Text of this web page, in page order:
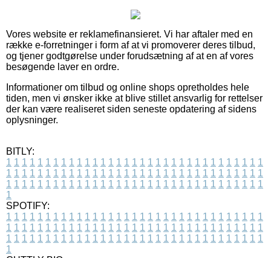
Vores website er reklamefinansieret. Vi har aftaler med en
række e-forretninger i form af at vi promoverer deres tilbud,
og tjener godtgørelse under forudsætning af at en af vores
besøgende laver en ordre.
Informationer om tilbud og online shops opretholdes hele
tiden, men vi ønsker ikke at blive stillet ansvarlig for rettelser
der kan være realiseret siden seneste opdatering af sidens
oplysninger.
BITLY:
1 1 1 1 1 1 1 1 1 1 1 1 1 1 1 1 1 1 1 1 1 1 1 1 1 1 1 1 1 1 1 1 1
1 1 1 1 1 1 1 1 1 1 1 1 1 1 1 1 1 1 1 1 1 1 1 1 1 1 1 1 1 1 1 1 1
1 1 1 1 1 1 1 1 1 1 1 1 1 1 1 1 1 1 1 1 1 1 1 1 1 1 1 1 1 1 1 1 1
1
SPOTIFY:
1 1 1 1 1 1 1 1 1 1 1 1 1 1 1 1 1 1 1 1 1 1 1 1 1 1 1 1 1 1 1 1 1
1 1 1 1 1 1 1 1 1 1 1 1 1 1 1 1 1 1 1 1 1 1 1 1 1 1 1 1 1 1 1 1 1
1 1 1 1 1 1 1 1 1 1 1 1 1 1 1 1 1 1 1 1 1 1 1 1 1 1 1 1 1 1 1 1 1
1